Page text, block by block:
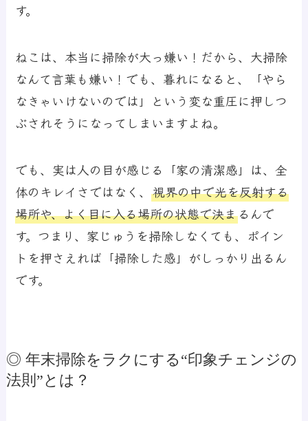
す。
ねこは、本当に掃除が大っ嫌い！だから、大掃除
なんて言葉も嫌い！でも、暮れになると、「やら
なきゃいけないのでは」という変な重圧に押しつ
ぶされそうになってしまいますよね。
でも、実は人の目が感じる「家の清潔感」は、全
体のキレイさではなく、視界の中で光を反射する
場所や、よく目に入る場所の状態で決まるんで
す。つまり、家じゅうを掃除しなくても、ポイン
トを押さえれば「掃除した感」がしっかり出るん
です。
◎ 年末掃除をラクにする“印象チェンジの
法則”とは？